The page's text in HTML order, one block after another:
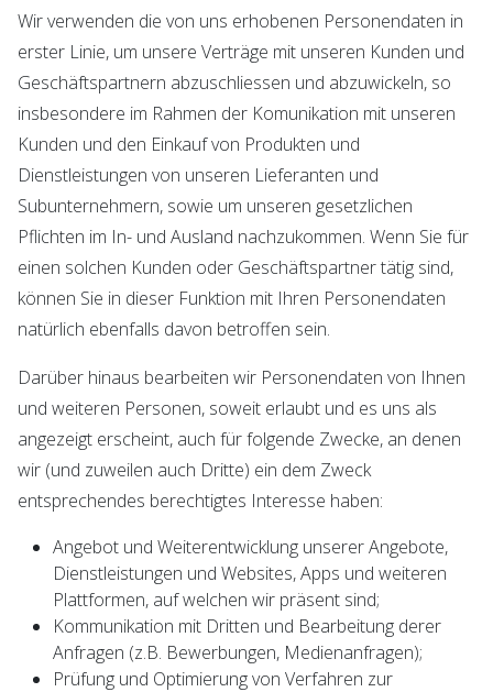
Wir verwenden die von uns erhobenen Personendaten in
erster Linie, um unsere Verträge mit unseren Kunden und
Geschäftspartnern abzuschliessen und abzuwickeln, so
insbesondere im Rahmen der Komunikation mit unseren
Kunden und den Einkauf von Produkten und
Dienstleistungen von unseren Lieferanten und
Subunternehmern, sowie um unseren gesetzlichen
Pflichten im In- und Ausland nachzukommen. Wenn Sie für
einen solchen Kunden oder Geschäftspartner tätig sind,
können Sie in dieser Funktion mit Ihren Personendaten
natürlich ebenfalls davon betroffen sein.
Darüber hinaus bearbeiten wir Personendaten von Ihnen
und weiteren Personen, soweit erlaubt und es uns als
angezeigt erscheint, auch für folgende Zwecke, an denen
wir (und zuweilen auch Dritte) ein dem Zweck
entsprechendes berechtigtes Interesse haben:
Angebot und Weiterentwicklung unserer Angebote,
Dienstleistungen und Websites, Apps und weiteren
Plattformen, auf welchen wir präsent sind;
Kommunikation mit Dritten und Bearbeitung derer
Anfragen (z.B. Bewerbungen, Medienanfragen);
Prüfung und Optimierung von Verfahren zur